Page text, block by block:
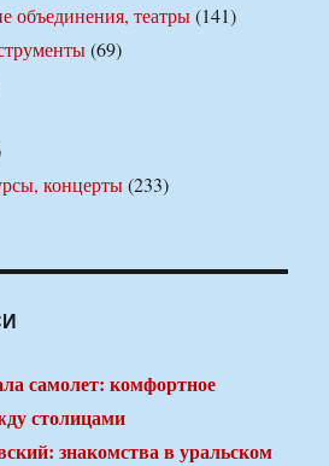
объединения, театры(141)
(69)
концерты(233)
самолет: комфортное
столицами
знакомства в уральском